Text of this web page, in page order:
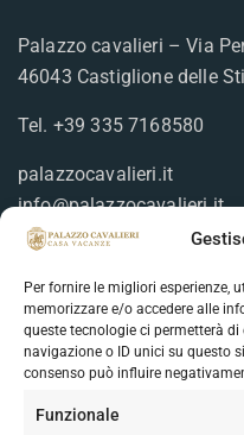
Per fornire le migliori esperienze,
memorizzare e/o accedere alle
queste tecnologie ci permetterà
navigazione o ID unici su questo
consenso può influire
Funzionale
Palazzo cavalieri – Via
46043 Castiglione delle
Tel. +39 335 7168580
palazzocavalieri.it
info@palazzocavalieri.it
Prenotazione
Per la tua prenotazione on
staff dopo l’invio della tua